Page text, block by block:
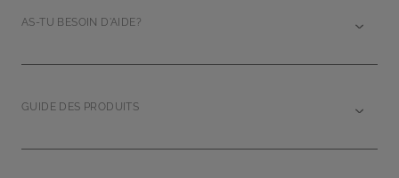
AS-TU BESOIN D'AIDE?
GUIDE DES PRODUITS